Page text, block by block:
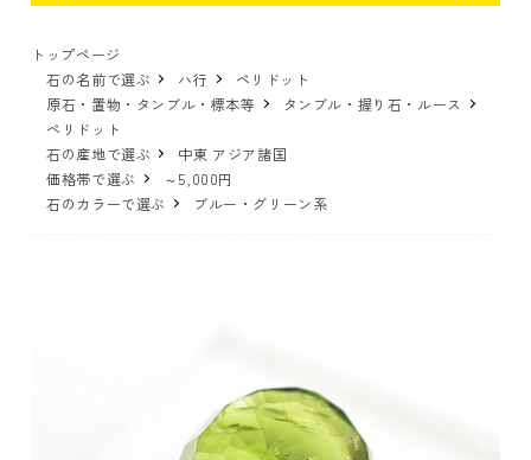
トップページ
石の名前で選ぶ
ハ行
ペリドット
原石・置物・タンブル・標本等
タンブル・握り石・ルース
ペリドット
石の産地で選ぶ
中東 アジア諸国
価格帯で選ぶ
～5,000円
石のカラーで選ぶ
ブルー・グリーン系